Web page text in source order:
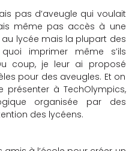
pas d’aveugle qui voulait
même pas accès à une
lycée mais la plupart des
imprimer même s’ils
coup, je leur ai proposé
pour des aveugles. Et on
à TechOlympics,
organisée par des
des lycéens.